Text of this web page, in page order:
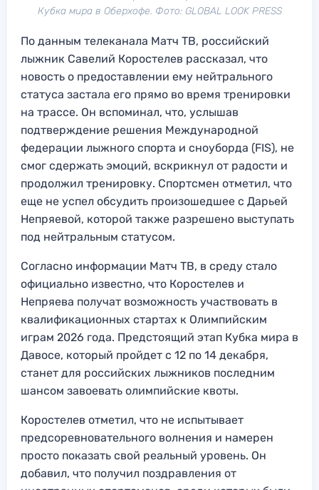
Кубка мира в Оберхофе. Фото: GLOBAL LOOK PRESS
По данным телеканала Матч ТВ, российский
лыжник Савелий Коростелев рассказал, что
новость о предоставлении ему нейтрального
статуса застала его прямо во время тренировки
на трассе. Он вспоминал, что, услышав
подтверждение решения Международной
федерации лыжного спорта и сноуборда (FIS), не
смог сдержать эмоций, вскрикнул от радости и
продолжил тренировку. Спортсмен отметил, что
еще не успел обсудить произошедшее с Дарьей
Непряевой, которой также разрешено выступать
под нейтральным статусом.
Согласно информации Матч ТВ, в среду стало
официально известно, что Коростелев и
Непряева получат возможность участвовать в
квалификационных стартах к Олимпийским
играм 2026 года. Предстоящий этап Кубка мира в
Давосе, который пройдет с 12 по 14 декабря,
станет для российских лыжников последним
шансом завоевать олимпийские квоты.
Коростелев отметил, что не испытывает
предсоревновательного волнения и намерен
просто показать свой реальный уровень. Он
добавил, что получил поздравления от